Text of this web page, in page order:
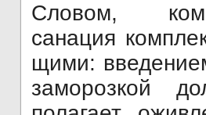
Словом,
санация
щими:
заморозкой